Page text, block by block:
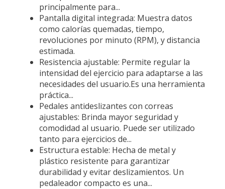
principalmente para...
Pantalla digital integrada: Muestra datos
como calorías quemadas, tiempo,
revoluciones por minuto (RPM), y distancia
estimada.
Resistencia ajustable: Permite regular la
intensidad del ejercicio para adaptarse a las
necesidades del usuario.Es una herramienta
práctica...
Pedales antideslizantes con correas
ajustables: Brinda mayor seguridad y
comodidad al usuario. Puede ser utilizado
tanto para ejercicios de...
Estructura estable: Hecha de metal y
plástico resistente para garantizar
durabilidad y evitar deslizamientos. Un
pedaleador compacto es una...